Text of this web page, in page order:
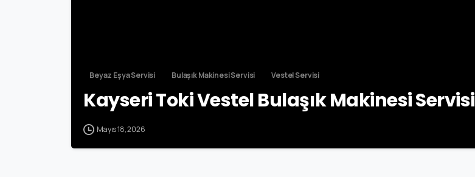
Beyaz Eşya Servisi Bulaşık Makinesi Servisi Vestel Servisi
Kayseri Toki Vestel Bulaşık Makinesi Servisi
Mayıs 18, 2026